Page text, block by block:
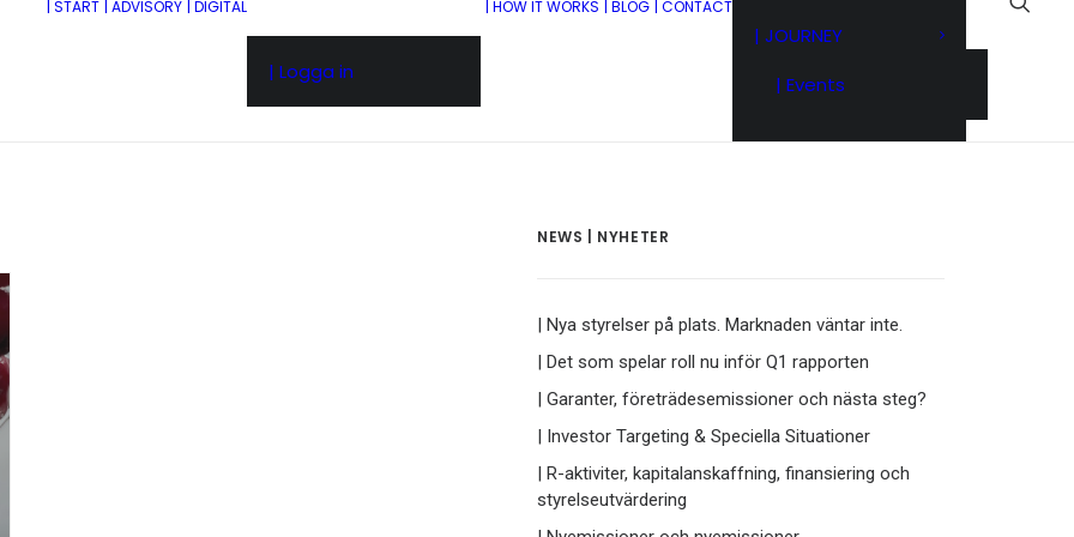
| START | ADVISORY | DIGITAL
| Logga in
| HOW IT WORKS | BLOG | CONTACT
| JOURNEY
| Events
NEWS | NYHETER
| Nya styrelser på plats. Marknaden väntar inte.
| Det som spelar roll nu inför Q1 rapporten
| Garanter, företrädesemissioner och nästa steg?
| Investor Targeting & Speciella Situationer
| R-aktiviter, kapitalanskaffning, finansiering och
styrelseutvärdering